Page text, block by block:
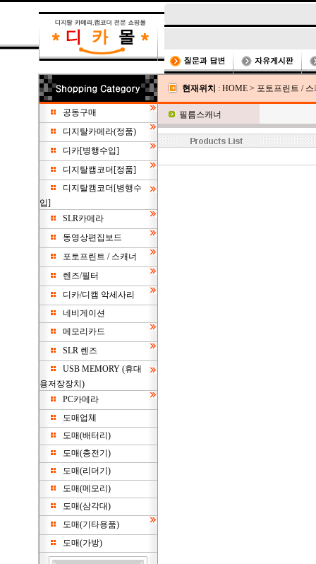
공동구매
디지탈카메라(정품)
디카[병행수입]
디지탈캠코더[정품]
디지탈캠코더[병행수
입]
SLR카메라
동영상편집보드
포토프린트 / 스캐너
렌즈/필터
디카/디캠 악세사리
네비게이션
메모리카드
SLR 렌즈
USB MEMORY (휴대
용저장장치)
PC카메라
도매업체
도매(배터리)
도매(충전기)
도매(리더기)
도매(메모리)
도매(삼각대)
도매(기타용품)
도매(가방)
현재위치 : HOME > 포토프린트 / 스
필름스캐너